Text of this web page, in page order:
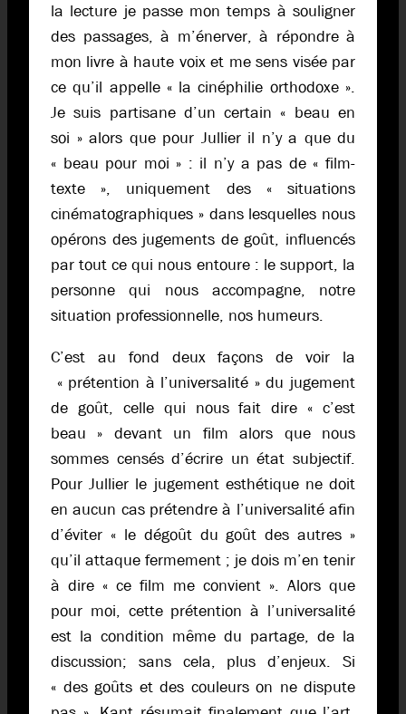
la lecture je passe mon temps à souligner
des passages, à m’énerver, à répondre à
mon livre à haute voix et me sens visée par
ce qu’il appelle « la cinéphilie orthodoxe ».
Je suis partisane d’un certain « beau en
soi » alors que pour Jullier il n’y a que du
« beau pour moi » : il n’y a pas de « film-
texte », uniquement des « situations
cinématographiques » dans lesquelles nous
opérons des jugements de goût, influencés
par tout ce qui nous entoure : le support, la
personne qui nous accompagne, notre
situation professionnelle, nos humeurs.
C’est au fond deux façons de voir la
« prétention à l’universalité » du jugement
de goût, celle qui nous fait dire « c’est
beau » devant un film alors que nous
sommes censés d’écrire un état subjectif.
Pour Jullier le jugement esthétique ne doit
en aucun cas prétendre à l’universalité afin
d’éviter « le dégoût du goût des autres »
qu’il attaque fermement ; je dois m’en tenir
à dire « ce film me convient ». Alors que
pour moi, cette prétention à l’universalité
est la condition même du partage, de la
discussion; sans cela, plus d’enjeux. Si
« des goûts et des couleurs on ne dispute